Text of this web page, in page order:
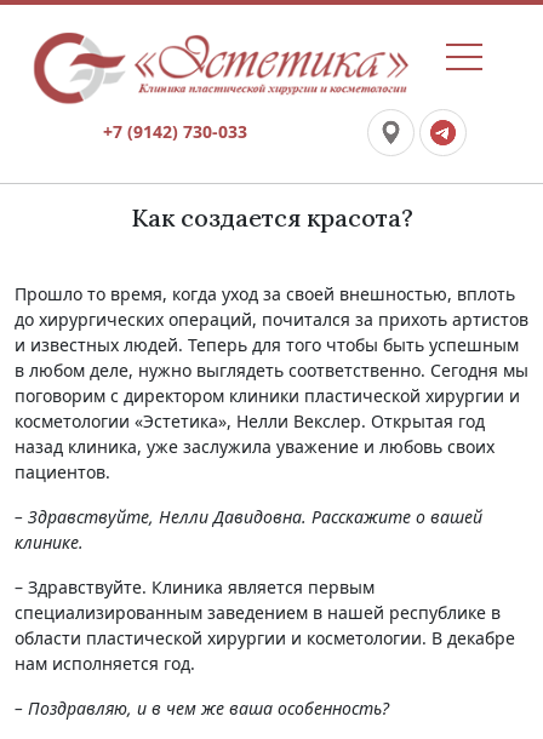
+7 (9142) 730-033
Как создается красота?
Прошло то время, когда уход за своей внешностью, вплоть
до хирургических операций, почитался за прихоть артистов
и известных людей. Теперь для того чтобы быть успешным
в любом деле, нужно выглядеть соответственно. Сегодня мы
поговорим с директором клиники пластической хирургии и
косметологии «Эстетика», Нелли Векслер. Открытая год
назад клиника, уже заслужила уважение и любовь своих
пациентов.
– Здравствуйте, Нелли Давидовна. Расскажите о вашей
клинике.
– Здравствуйте. Клиника является первым
специализированным заведением в нашей республике в
области пластической хирургии и косметологии. В декабре
нам исполняется год.
– Поздравляю, и в чем же ваша особенность?